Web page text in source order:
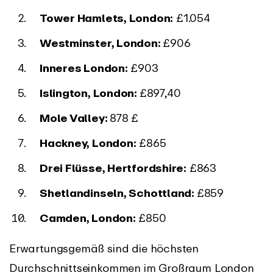
Tower Hamlets, London: £1.054
Westminster, London: £906
Inneres London: £903
Islington, London: £897,40
Mole Valley: 878 £
Hackney, London: £865
Drei Flüsse, Hertfordshire: £863
Shetlandinseln, Schottland: £859
Camden, London: £850
Erwartungsgemäß sind die höchsten
Durchschnittseinkommen im Großraum London